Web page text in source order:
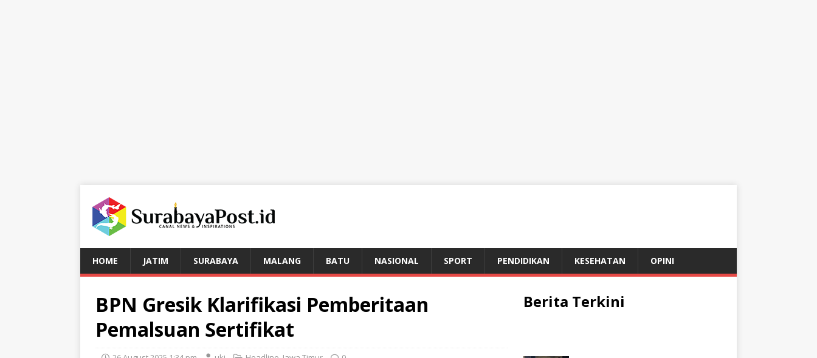
HOME JATIM SURABAYA MALANG BATU NASIONAL SPORT PENDIDIKAN KESEHATAN OPINI
BPN Gresik Klarifikasi Pemberitaan
Pemalsuan Sertifikat
Berita Terkini